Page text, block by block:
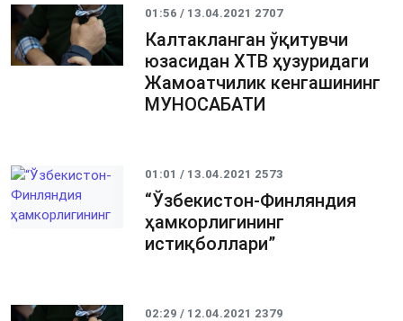
01:56 / 13.04.2021 2707
Калтакланган ўқитувчи
юзасидан ХТВ ҳузуридаги
Жамоатчилик кенгашининг
МУНОСАБАТИ
01:01 / 13.04.2021 2573
“Ўзбекистон-Финляндия
ҳамкорлигининг
истиқболлари”
02:29 / 12.04.2021 2379